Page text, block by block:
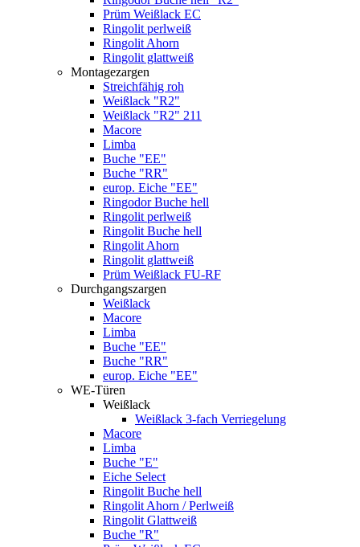
Prüm Weißlack EC
Ringolit perlweiß
Ringolit Ahorn
Ringolit glattweiß
Montagezargen
Streichfähig roh
Weißlack "R2"
Weißlack "R2" 211
Macore
Limba
Buche "EE"
Buche "RR"
europ. Eiche "EE"
Ringodor Buche hell
Ringolit perlweiß
Ringolit Buche hell
Ringolit Ahorn
Ringolit glattweiß
Prüm Weißlack FU-RF
Durchgangszargen
Weißlack
Macore
Limba
Buche "EE"
Buche "RR"
europ. Eiche "EE"
WE-Türen
Weißlack
Weißlack 3-fach Verriegelung
Macore
Limba
Buche "E"
Eiche Select
Ringolit Buche hell
Ringolit Ahorn / Perlweiß
Ringolit Glattweiß
Buche "R"